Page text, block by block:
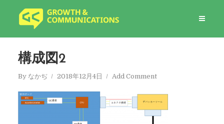
構成図2
By なかぢ 2018年12月4日 Add Comment